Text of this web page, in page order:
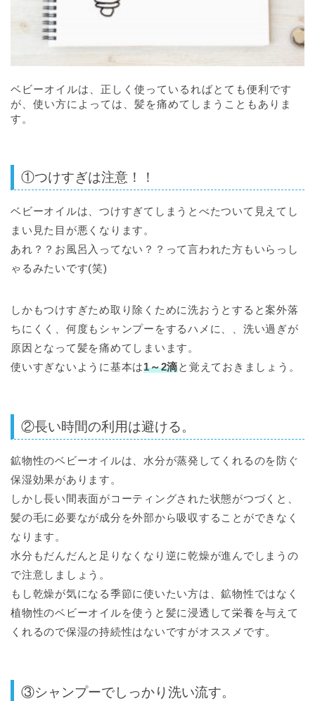
ベビーオイルは、正しく使っているればとても便利です
が、使い方によっては、髪を痛めてしまうこともありま
す。
①つけすぎは注意！！
ベビーオイルは、つけすぎてしまうとべたついて見えてし
まい見た目が悪くなります。
あれ？？お風呂入ってない？？って言われた方もいらっし
ゃるみたいです(笑)
しかもつけすぎため取り除くために洗おうとすると案外落
ちにくく、何度もシャンプーをするハメに、、洗い過ぎが
原因となって髪を痛めてしまいます。
使いすぎないように基本は1～2滴と覚えておきましょう。
②長い時間の利用は避ける。
鉱物性のベビーオイルは、水分が蒸発してくれるのを防ぐ
保湿効果があります。
しかし長い間表面がコーティングされた状態がつづくと、
髪の毛に必要なが成分を外部から吸収することができなく
なります。
水分もだんだんと足りなくなり逆に乾燥が進んでしまうの
で注意しましょう。
もし乾燥が気になる季節に使いたい方は、鉱物性ではなく
植物性のベビーオイルを使うと髪に浸透して栄養を与えて
くれるので保湿の持続性はないですがオススメです。
③シャンプーでしっかり洗い流す。